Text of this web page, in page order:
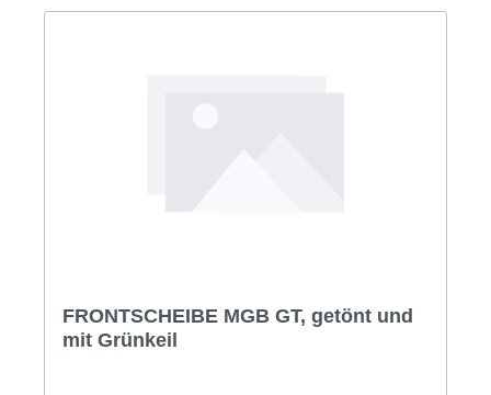
FRONTSCHEIBE MGB GT, getönt und
mit Grünkeil